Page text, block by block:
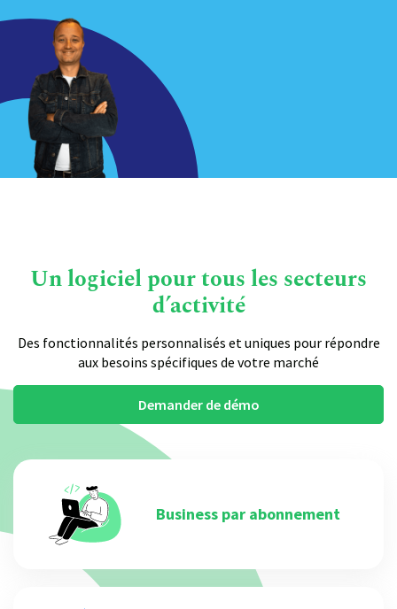
Un logiciel pour tous les secteurs
d’activité
Des fonctionnalités personnalisés et uniques pour répondre
aux besoins spécifiques de votre marché
Demander de démo
Business par abonnement